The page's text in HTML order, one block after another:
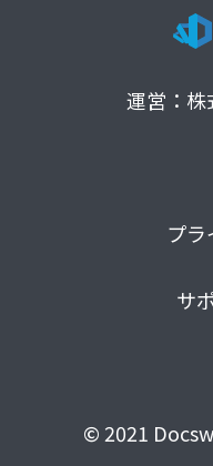
運営：株
プ
サ
© 2021